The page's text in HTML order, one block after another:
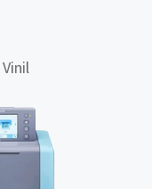
Vinil